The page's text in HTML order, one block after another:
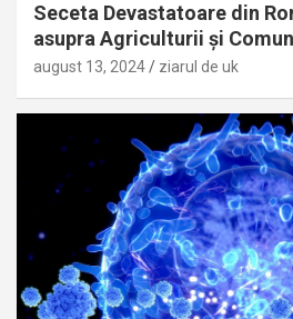
Seceta Devastatoare din
asupra Agriculturii și
august 13, 2024 ziarul de uk